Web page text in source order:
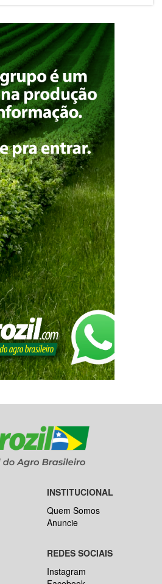
INSTITUCIONAL
Quem Somos
Anuncie
REDES SOCIAIS
Instagram